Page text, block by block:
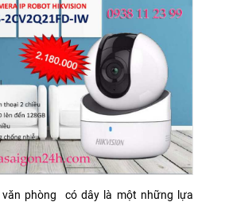
văn phòng có dây là một những lựa